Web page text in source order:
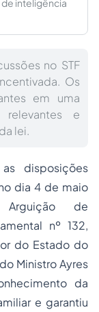
de inteligência
no STF
Os
em uma
e
lei.
disposições
dia 4 de maio
de
nº 132,
do Estado do
Ministro Ayres
da
e garantiu